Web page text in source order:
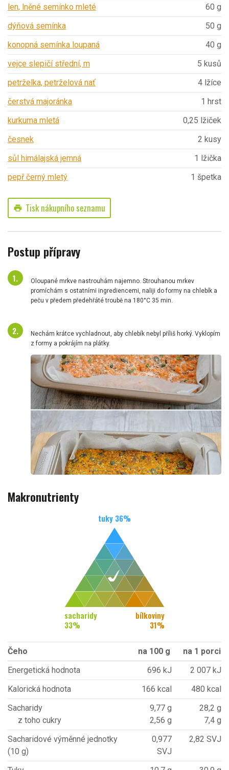
len, lněné semínko mleté
60 g
dýňová semínka
50 g
konopná semínka loupaná
40 g
vejce slepičí střední, m
5 kusů
petrželka, petrželová nať
4 lžíce
čerstvá majoránka
1 hrst
kurkuma mletá
0,25 lžiček
česnek
2 kusy
sůl himálajská jemná
1 lžička
pepř černý mletý
1 špetka
print Tisk nákupního seznamu
Postup přípravy
Oloupané mrkve nastrouhám najemno. Strouhanou mrkev
promíchám s ostatními ingrediencemi, naliji do formy na chlebík a
peču v předem předehřáté troubě na 180°C 35 min.
Nechám krátce vychladnout, aby chlebík nebyl příliš horký. Vyklopím
z formy a pokrájím na plátky.
Makronutrienty
tuky 36%
sacharidy
33%
bílkoviny
31%
Čeho na 100 g
na 1 porci
Energetická hodnota
696 kJ
2 007 kJ
Kalorická hodnota
166 kcal
480 kcal
Sacharidy
z toho cukry
9,77 g
2,56 g
28,2 g
7,4 g
Sacharidové výměnné jednotky
(10 g)
0,977
SVJ
2,82 SVJ